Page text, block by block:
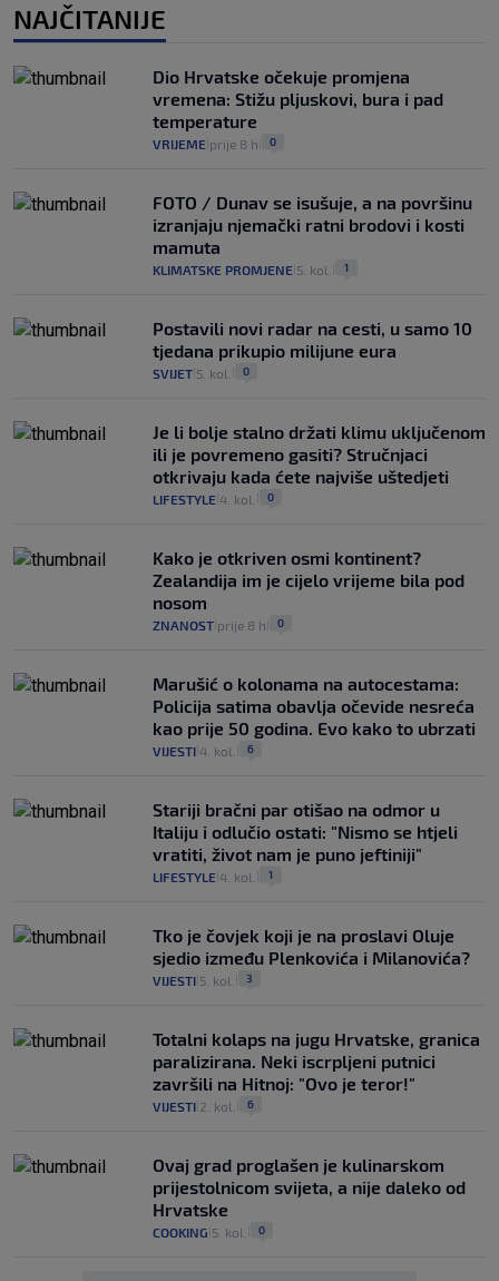
NAJČITANIJE
Dio Hrvatske očekuje promjena
vremena: Stižu pljuskovi, bura i pad
temperature
VRIJEME prije 8 h 0
FOTO / Dunav se isušuje, a na površinu
izranjaju njemački ratni brodovi i kosti
mamuta
KLIMATSKE PROMJENE 5. kol. 1
Postavili novi radar na cesti, u samo 10
tjedana prikupio milijune eura
SVIJET 5. kol. 0
Je li bolje stalno držati klimu uključenom
ili je povremeno gasiti? Stručnjaci
otkrivaju kada ćete najviše uštedjeti
LIFESTYLE 4. kol. 0
Kako je otkriven osmi kontinent?
Zealandija im je cijelo vrijeme bila pod
nosom
ZNANOST prije 8 h 0
Marušić o kolonama na autocestama:
Policija satima obavlja očevide nesreća
kao prije 50 godina. Evo kako to ubrzati
VIJESTI 4. kol. 6
Stariji bračni par otišao na odmor u
Italiju i odlučio ostati: "Nismo se htjeli
vratiti, život nam je puno jeftiniji"
LIFESTYLE 4. kol. 1
Tko je čovjek koji je na proslavi Oluje
sjedio između Plenkovića i Milanovića?
VIJESTI 5. kol. 3
Totalni kolaps na jugu Hrvatske, granica
paralizirana. Neki iscrpljeni putnici
završili na Hitnoj: "Ovo je teror!"
VIJESTI 2. kol. 6
Ovaj grad proglašen je kulinarskom
prijestolnicom svijeta, a nije daleko od
Hrvatske
COOKING 5. kol. 0